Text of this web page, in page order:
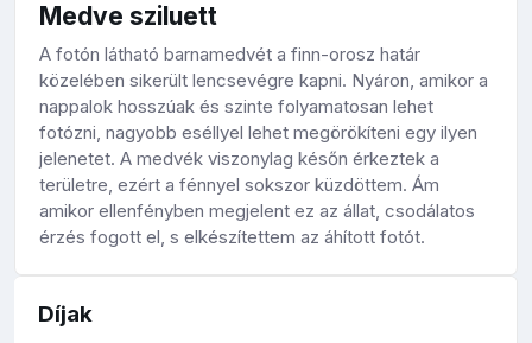
Medve sziluett
A fotón látható barnamedvét a finn-orosz határ
közelében sikerült lencsevégre kapni. Nyáron, amikor a
nappalok hosszúak és szinte folyamatosan lehet
fotózni, nagyobb eséllyel lehet megörökíteni egy ilyen
jelenetet. A medvék viszonylag későn érkeztek a
területre, ezért a fénnyel sokszor küzdöttem. Ám
amikor ellenfényben megjelent ez az állat, csodálatos
érzés fogott el, s elkészítettem az áhított fotót.
Díjak